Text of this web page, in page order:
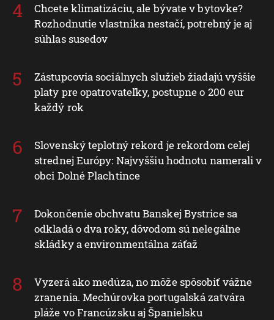
Chcete klimatizáciu, ale bývate v bytovke?
Rozhodnutie vlastníka nestačí, potrebný je aj
súhlas susedov
Zástupcovia sociálnych služieb žiadajú vyššie
platy pre opatrovateľky, postupne o 200 eur
každý rok
Slovenský teplotný rekord je rekordom celej
strednej Európy: Najvyššiu hodnotu namerali v
obci Dolné Plachtince
Dokončenie obchvatu Banskej Bystrice sa
odkladá o dva roky, dôvodom sú nelegálne
skládky a environmentálna záťaž
Vyzerá ako medúza, no môže spôsobiť vážne
zranenia. Mechúrovka portugalská zatvára
pláže vo Francúzsku aj Španielsku